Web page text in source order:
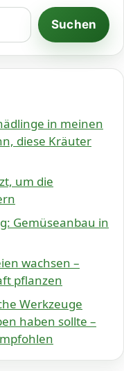
Suchen
in meinen
diese Kräuter
um die
Gemüseanbau in
wachsen –
pflanzen
Werkzeuge
haben sollte –